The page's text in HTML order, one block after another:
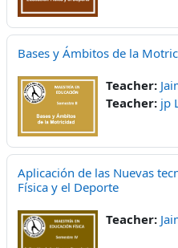
Bases y Ámbitos de la
Teacher:
Teacher: jp
Aplicación de las Nuevas
Física y el Deporte
Teacher: